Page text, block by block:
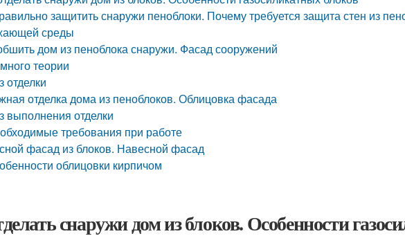
защитить снаружи пеноблоки. Почему требуется защита стен из
среды
дом из пеноблока снаружи. Фасад сооружений
теории
отделки
отделка дома из пеноблоков. Облицовка фасада
выполнения отделки
требования при работе
фасад из блоков. Навесной фасад
облицовки кирпичом
снаружи дом из блоков. Особенности